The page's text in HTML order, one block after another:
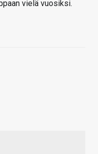
vielä vuosiksi.